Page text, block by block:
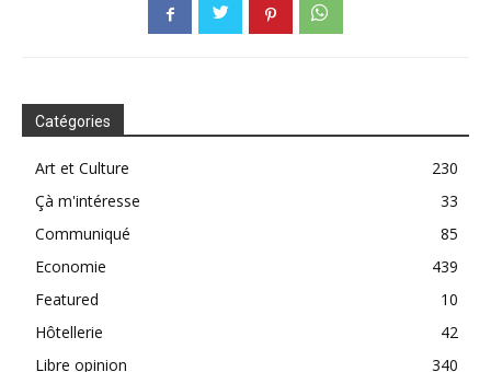
Catégories
Art et Culture
230
Çà m'intéresse
33
Communiqué
85
Economie
439
Featured
10
Hôtellerie
42
Libre opinion
340